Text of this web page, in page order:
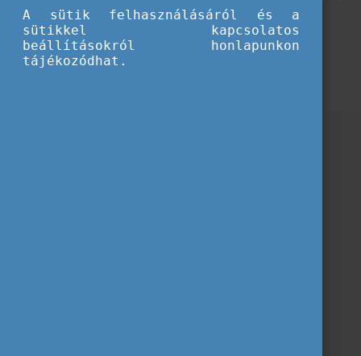
az ifjúságsegítőket az inkluzív és a sokszínűségre
érzékeny ifjúsági munkához szükséges készségeik
megerősítésében és fejlesztésében.
A sütik felhasználásáról és a
sütikkel kapcsolatos
beállításokról honlapunkon
tájékozódhat.